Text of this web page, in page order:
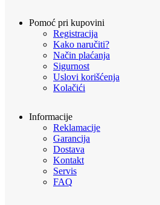
Pomoć pri kupovini
Registracija
Kako naručiti?
Način plaćanja
Sigurnost
Uslovi korišćenja
Kolačići
Informacije
Reklamacije
Garancija
Dostava
Kontakt
Servis
FAQ